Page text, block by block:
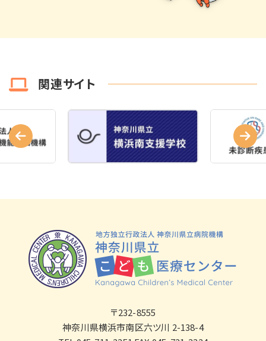
関連サイト
〒232-8555
神奈川県横浜市南区六ツ川 2-138-4